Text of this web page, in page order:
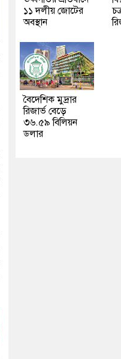
১১ দলীয় জোটের
অবস্থান
বৈদেশিক মুদ্রার
রিজার্ভ বেড়ে
৩৬.৫৯ বিলিয়ন
ডলার